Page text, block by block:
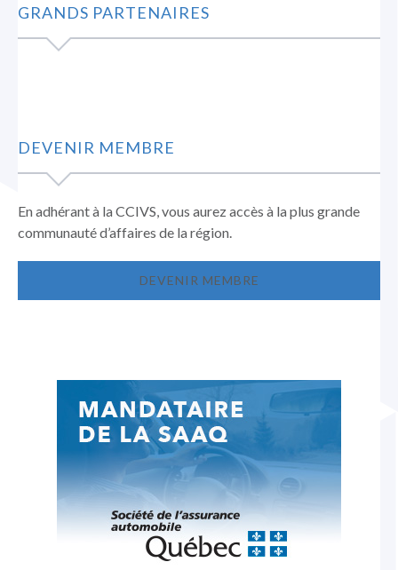
GRANDS PARTENAIRES
DEVENIR MEMBRE
En adhérant à la CCIVS, vous aurez accès à la plus grande
communauté d’affaires de la région.
DEVENIR MEMBRE